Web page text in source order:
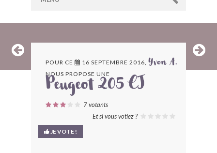
ARCHIVES
LES CONTRIBUTEURS
LE BLOG
POUR CE 16 SEPTEMBRE 2016, Yvon A.
NOUS PROPOSE UNE
Peugeot 205 CJ
7votants
Et si vous votiez ?
JE VOTE !